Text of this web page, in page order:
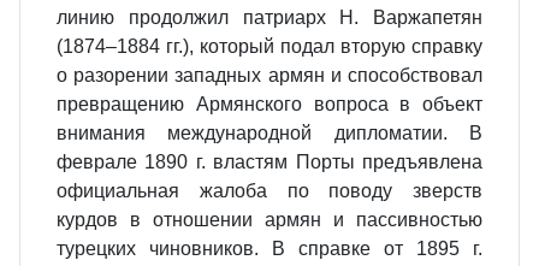
линию продолжил патриарх Н. Варжапетян
(1874–1884 гг.), который подал вторую справку
о разорении западных армян и способствовал
превращению Армянского вопроса в объект
внимания международной дипломатии. В
феврале 1890 г. властям Порты предъявлена
официальная жалоба по поводу зверств
курдов в отношении армян и пассивностью
турецких чиновников. В справке от 1895 г.